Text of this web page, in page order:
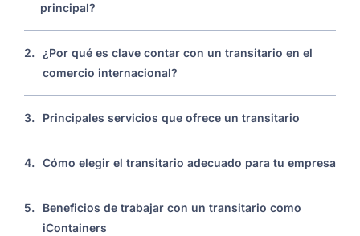
principal?
2. ¿Por qué es clave contar con un transitario en el
comercio internacional?
3. Principales servicios que ofrece un transitario
4. Cómo elegir el transitario adecuado para tu empresa
5.
Beneficios de trabajar con un transitario como
iContainers